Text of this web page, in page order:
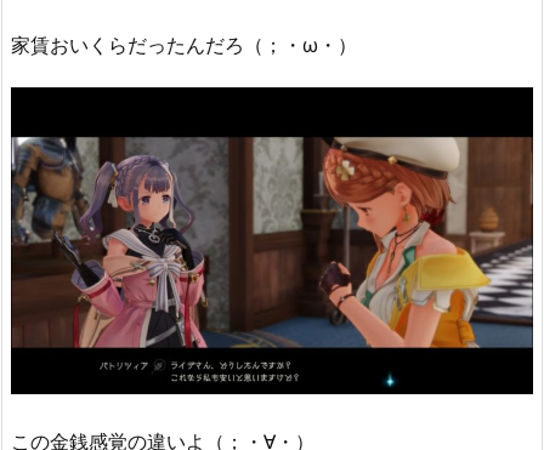
家賃おいくらだったんだろ（；・ω・）
この金銭感覚の違いよ（；・∀・）